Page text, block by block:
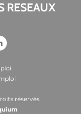
RESEAUX
réservés